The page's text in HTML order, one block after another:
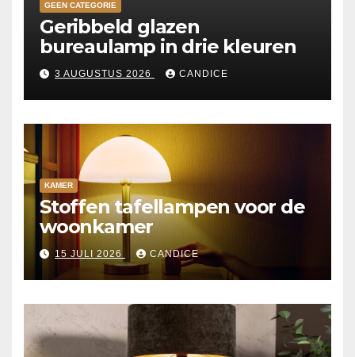
GEEN CATEGORIE
Geribbeld glazen
bureaulamp in drie kleuren
3 AUGUSTUS 2026 CANDICE
KAMER
Stoffen tafellampen voor de
woonkamer
15 JULI 2026 CANDICE